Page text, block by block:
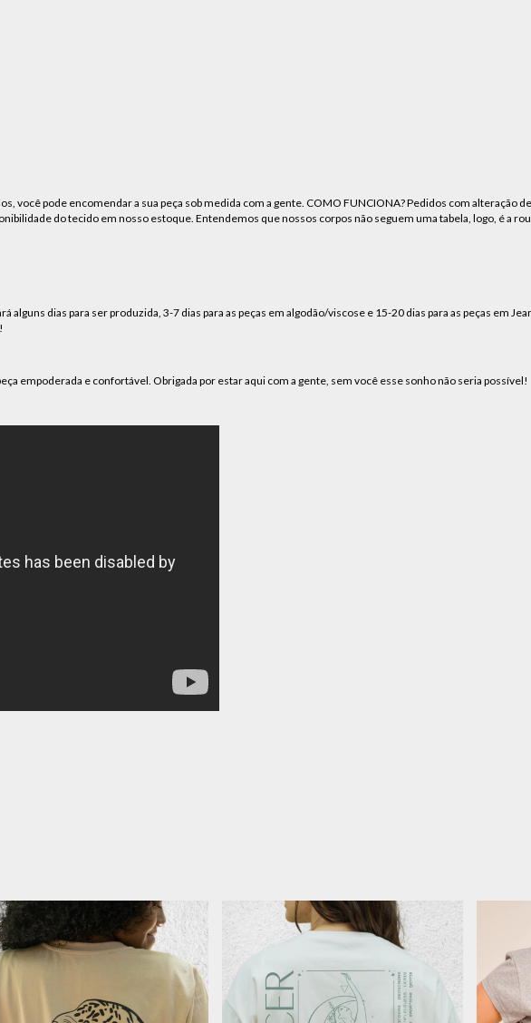
você pode encomendar a sua peça sob medida com a gente. COMO FUNCIONA? Pedidos com alteração
do tecido em nosso estoque. Entendemos que nossos corpos não seguem uma tabela, logo, é a
alguns dias para ser produzida, 3-7 dias para as peças em algodão/viscose e 15-20 dias para as peças em
empoderada e confortável. Obrigada por estar aqui com a gente, sem você esse sonho não seria possível!